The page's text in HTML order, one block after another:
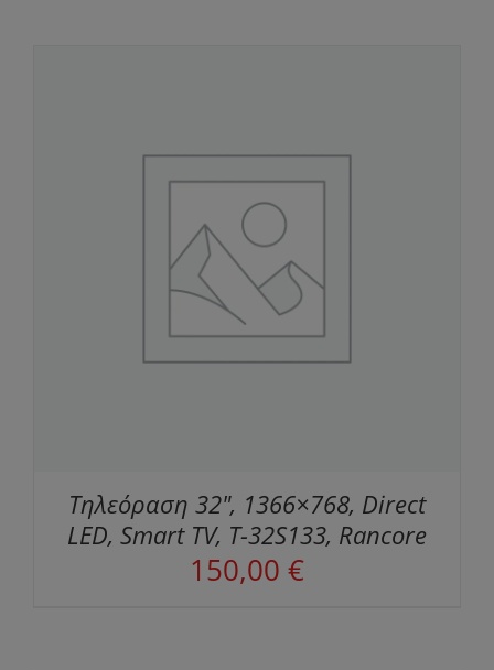
Τηλεόραση 32", 1366×768, Direct
LED, Smart TV, T-32S133, Rancore
150,00 €